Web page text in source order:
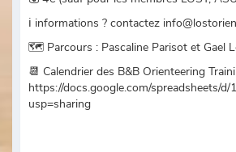
ℹ️ informations ? contactez
🗺️ Parcours : Pascaline Parisot et Gael
📆 Calendrier des B&B Orienteering
https://docs.google.com/spreadsheets/d/
usp=sharing